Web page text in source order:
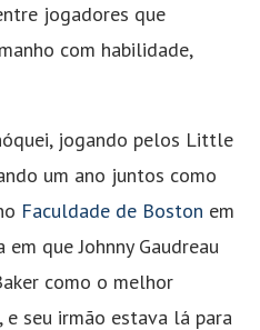
jogadores que
com habilidade,
jogando pelos Little
um ano juntos como
Faculdade de Boston em
que Johnny Gaudreau
como o melhor
e seu irmão estava lá para